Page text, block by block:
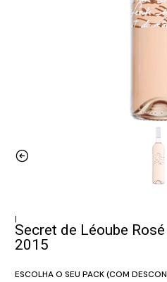
|
Secret de Léoube
2015
ESCOLHA O SEU PACK (COM